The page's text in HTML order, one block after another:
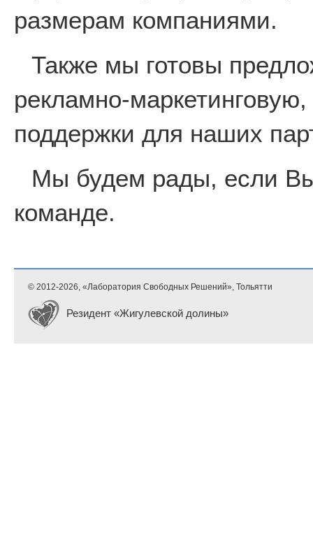
размерам компаниями.
Также мы готовы
рекламно-
поддержки для наших
Мы будем рады, если
команде.
© 2012-2026, «Лаборатория Свободных Решений», Тольятти
Резидент «Жигулевской долины»